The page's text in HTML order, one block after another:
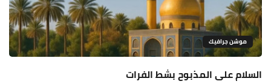
موشن جرافيك
السلام على المذبوح بشط الفرات